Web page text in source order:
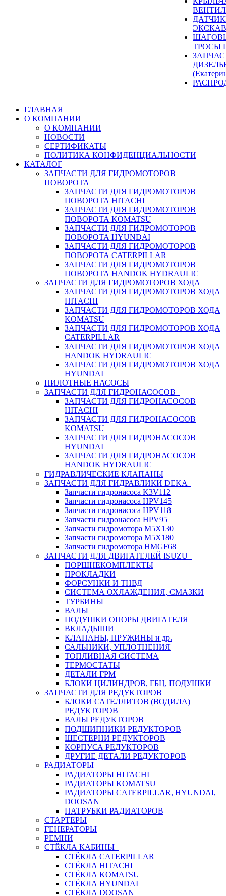
ТРОСЫ
ГЛАВНАЯ
О КОМПАНИИ
О КОМПАНИИ
НОВОСТИ
СЕРТИФИКАТЫ
ПОЛИТИКА КОНФИДЕНЦИАЛЬНОСТИ
КАТАЛОГ
ЗАПЧАСТИ ДЛЯ ГИДРОМОТОРОВ
ПОВОРОТА
ЗАПЧАСТИ ДЛЯ ГИДРОМОТОРОВ
ПОВОРОТА HITACHI
ЗАПЧАСТИ ДЛЯ ГИДРОМОТОРОВ
ПОВОРОТА KOMATSU
ЗАПЧАСТИ ДЛЯ ГИДРОМОТОРОВ
ПОВОРОТА HYUNDAI
ЗАПЧАСТИ ДЛЯ ГИДРОМОТОРОВ
ПОВОРОТА CATERPILLAR
ЗАПЧАСТИ ДЛЯ ГИДРОМОТОРОВ
ПОВОРОТА HANDOK HYDRAULIC
ЗАПЧАСТИ ДЛЯ ГИДРОМОТОРОВ ХОДА
ЗАПЧАСТИ ДЛЯ ГИДРОМОТОРОВ ХОДА
HITACHI
ЗАПЧАСТИ ДЛЯ ГИДРОМОТОРОВ ХОДА
KOMATSU
ЗАПЧАСТИ ДЛЯ ГИДРОМОТОРОВ ХОДА
CATERPILLAR
ЗАПЧАСТИ ДЛЯ ГИДРОМОТОРОВ ХОДА
HANDOK HYDRAULIC
ЗАПЧАСТИ ДЛЯ ГИДРОМОТОРОВ ХОДА
HYUNDAI
ПИЛОТНЫЕ НАСОСЫ
ЗАПЧАСТИ ДЛЯ ГИДРОНАСОСОВ
ЗАПЧАСТИ ДЛЯ ГИДРОНАСОСОВ
HITACHI
ЗАПЧАСТИ ДЛЯ ГИДРОНАСОСОВ
KOMATSU
ЗАПЧАСТИ ДЛЯ ГИДРОНАСОСОВ
HYUNDAI
ЗАПЧАСТИ ДЛЯ ГИДРОНАСОСОВ
HANDOK HYDRAULIC
ГИДРАВЛИЧЕСКИЕ КЛАПАНЫ
ЗАПЧАСТИ ДЛЯ ГИДРАВЛИКИ DEKA
Запчасти гидронасоса K3V112
Запчасти гидронасоса HPV145
Запчасти гидронасоса HPV118
Запчасти гидронасоса HPV95
Запчасти гидромотора M5X130
Запчасти гидромотора M5X180
Запчасти гидромотора HMGF68
ЗАПЧАСТИ ДЛЯ ДВИГАТЕЛЕЙ ISUZU
ПОРШНЕКОМПЛЕКТЫ
ПРОКЛАДКИ
ФОРСУНКИ И ТНВД
СИСТЕМА ОХЛАЖДЕНИЯ, СМАЗКИ
ТУРБИНЫ
ВАЛЫ
ПОДУШКИ ОПОРЫ ДВИГАТЕЛЯ
ВКЛАДЫШИ
КЛАПАНЫ, ПРУЖИНЫ и др.
САЛЬНИКИ, УПЛОТНЕНИЯ
ТОПЛИВНАЯ СИСТЕМА
ТЕРМОСТАТЫ
ДЕТАЛИ ГРМ
БЛОКИ ЦИЛИНДРОВ, ГБЦ, ПОДУШКИ
ЗАПЧАСТИ ДЛЯ РЕДУКТОРОВ
БЛОКИ САТЕЛЛИТОВ (ВОДИЛА)
РЕДУКТОРОВ
ВАЛЫ РЕДУКТОРОВ
ПОДШИПНИКИ РЕДУКТОРОВ
ШЕСТЕРНИ РЕДУКТОРОВ
КОРПУСА РЕДУКТОРОВ
ДРУГИЕ ДЕТАЛИ РЕДУКТОРОВ
РАДИАТОРЫ
РАДИАТОРЫ HITACHI
РАДИАТОРЫ KOMATSU
РАДИАТОРЫ CATERPILLAR, HYUNDAI,
DOOSAN
ПАТРУБКИ РАДИАТОРОВ
СТАРТЕРЫ
ГЕНЕРАТОРЫ
РЕМНИ
СТЁКЛА КАБИНЫ
СТЁКЛА CATERPILLAR
СТЁКЛА HITACHI
СТЁКЛА KOMATSU
СТЁКЛА HYUNDAI
СТЁКЛА DOOSAN